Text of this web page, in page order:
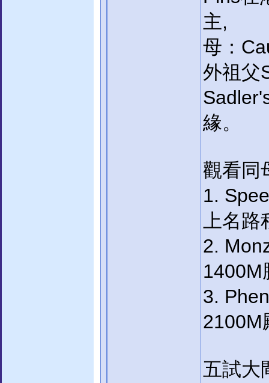
主,
母：
外祖父
緣。
觀看同
1.
上名
2.
1400M
3.
2100M
五試大